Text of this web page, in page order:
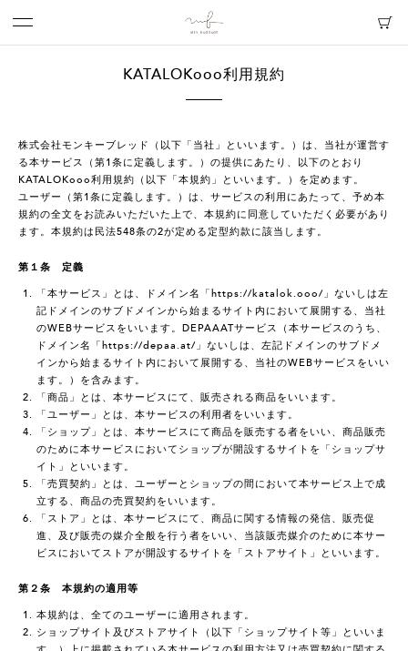
KATALOKooo利用規約
株式会社モンキーブレッド（以下「当社」といいます。）は、当社が運営す
る本サービス（第1条に定義します。）の提供にあたり、以下のとおり
KATALOKooo利用規約（以下「本規約」といいます。）を定めます。
ユーザー（第1条に定義します。）は、サービスの利用にあたって、予め本
規約の全文をお読みいただいた上で、本規約に同意していただく必要があり
ます。本規約は民法548条の2が定める定型約款に該当します。
第１条 定義
「本サービス」とは、ドメイン名「https://katalok.ooo/」ないしは左
記ドメインのサブドメインから始まるサイト内において展開する、当社
のWEBサービスをいいます。DEPAAATサービス（本サービスのうち、
ドメイン名「https://depaa.at/」ないしは、左記ドメインのサブドメ
インから始まるサイト内において展開する、当社のWEBサービスをいい
ます。）を含みます。
「商品」とは、本サービスにて、販売される商品をいいます。
「ユーザー」とは、本サービスの利用者をいいます。
「ショップ」とは、本サービスにて商品を販売する者をいい、商品販売
のために本サービスにおいてショップが開設するサイトを「ショップサ
イト」といいます。
「売買契約」とは、ユーザーとショップの間において本サービス上で成
立する、商品の売買契約をいいます。
「ストア」とは、本サービスにて、商品に関する情報の発信、販売促
進、及び販売の媒介全般を行う者をいい、当該販売媒介のために本サー
ビスにおいてストアが開設するサイトを「ストアサイト」といいます。
第２条 本規約の適用等
本規約は、全てのユーザーに適用されます。
ショップサイト及びストアサイト（以下「ショップサイト等」といいま